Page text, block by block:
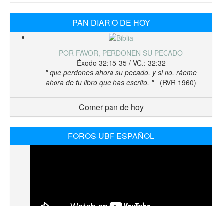
PAN DIARIO DE HOY
POR FAVOR, PERDONEN SU PECADO
Éxodo 32:15-35 / VC.: 32:32
" que perdones ahora su pecado, y si no, ráeme
ahora de tu libro que has escrito. " (RVR 1960)
Comer pan de hoy
FOROS UBF ESPAÑOL